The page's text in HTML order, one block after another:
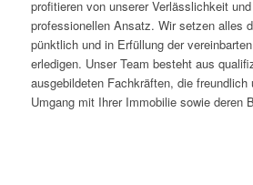
profitieren von unserer Verlässlichkeit
professionellen Ansatz. Wir setzen alles
pünktlich und in Erfüllung der
erledigen. Unser Team besteht aus
ausgebildeten Fachkräften, die freundlich
Umgang mit Ihrer Immobilie sowie deren